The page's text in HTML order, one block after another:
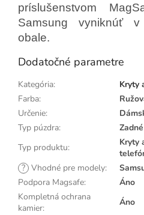
príslušenstvom
Samsung vyniknúť v
obale.
Dodatočné parametre
Kategória:
Kryty
Farba:
Určenie:
Typ púzdra:
Zadné
Typ produktu:
Kryty
? Vhodné pre modely:
Podpora Magsafe:
Áno
Kompletná ochrana
kamier:
Áno